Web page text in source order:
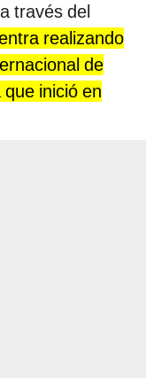
través del
realizando
de
inició en